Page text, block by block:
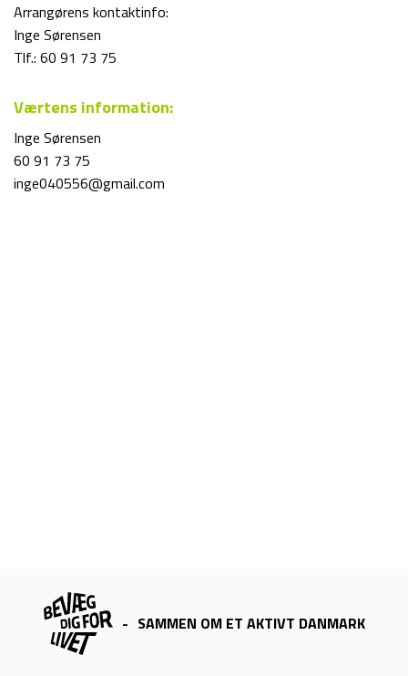
Arrangørens kontaktinfo:
Inge Sørensen
Tlf.: 60 91 73 75
Værtens information:
Inge Sørensen
60 91 73 75
inge040556@gmail.com
- SAMMEN OM ET AKTIVT DANMARK